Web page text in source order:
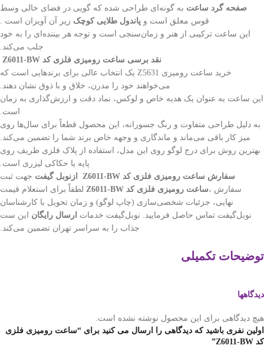
صفحه گرد ساعت به گونه‌ای طراحی شده که گویی در فضای خالی وسط
قوس معلق است و پاندول طلایی کوچک زیر آن آویزان است .
این ساعت ترکیبی از هنر و زمان‌سنجی است و توجه هر بیننده‌ای را به خود
جلب می‌کند.
نقد برسی ساعت رومیزی فلزی کد Z6011-BW
خرید ساعت رومیزی Z5631 یک انتخاب عالی برای برندهایی است که
می‌خواهند خود را مدرن، خلاق و با ذوق نشان دهند.
این ساعت به عنوان یک هدیه خاص و لوکس، نماد دقت و ارزش‌گذاری به زمان
است.
به دلیل طراحی متفاوت و رنگ جسورانه، این محصول قطعاً برای سال‌ها روی
میز کار باقی می‌ماند و ماندگاری و وجهه خاص برند شما را تضمین می‌کند.
بهترین روش برای درج لوگو روی این مدل، استفاده از پلاک فلزی ظریف روی
پایه یا حکاکی لیزری است.
سفارش ساعت رومیزی فلزی کد Z6011-BW ازنوبل گیفت
جهت ثبت
سفارش ،ساعت رومیزی فلزی کد Z6011-BW
لطفاً برای استعلام قیمت
نهایی، جزئیات شخصی‌سازی (چاپ لوگو) و زمان تحویل با کارشناسان
نوبل‌گیفت تماس حاصل فرمایید. نوبل‌گیفت خدمات ارسال رایگان
این ست
جذاب را به سراسر تهران تضمین می‌کند.
توضیحات تکمیلی
دیدگاهها
هیچ دیدگاهی برای این محصول نوشته نشده است.
اولین نفری باشید که دیدگاهی را ارسال می کنید برای “ساعت رومیزی فلزی
کد Z6011-BW”